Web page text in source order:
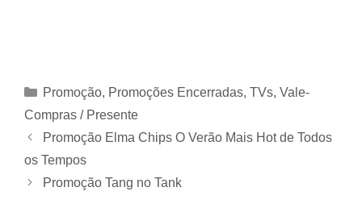
Categorias
Promoção, Promoções Encerradas, TVs, Vale-
Compras / Presente
Promoção Elma Chips O Verão Mais Hot de Todos
os Tempos
Promoção Tang no Tank